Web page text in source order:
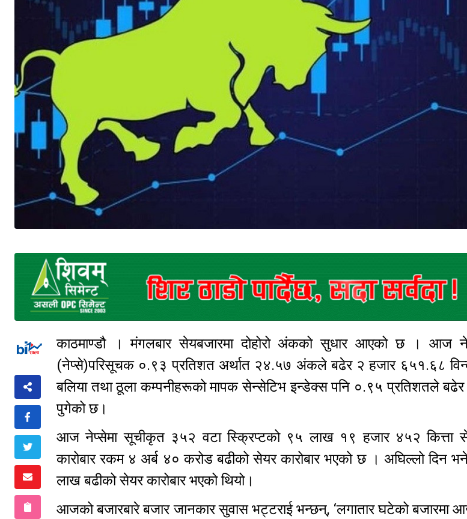
काठमाण्डौ । मंगलबार सेयबजारमा दोहोरो अंकको सुधार आएको छ । आज
(नेप्से)परिसूचक ०.९३ प्रतिशत अर्थात २४.५७ अंकले बढेर २ हजार ६५१.६८
बलिया तथा ठूला कम्पनीहरूको मापक सेन्सेटिभ इन्डेक्स पनि ०.९५ प्रतिशतले बढेर
पुगेको छ।
आज नेप्सेमा सूचीकृत ३५२ वटा स्क्रिप्टको ९५ लाख १९ हजार ४५२ कित्ता
कारोबार रकम ४ अर्ब ४० करोड बढीको सेयर कारोबार भएको छ । अघिल्लो दिन
लाख बढीको सेयर कारोबार भएको थियो।
आजको बजारबारे बजार जानकार सुवास भट्टराई भन्छन्, ‘लगातार घटेको बजारमा